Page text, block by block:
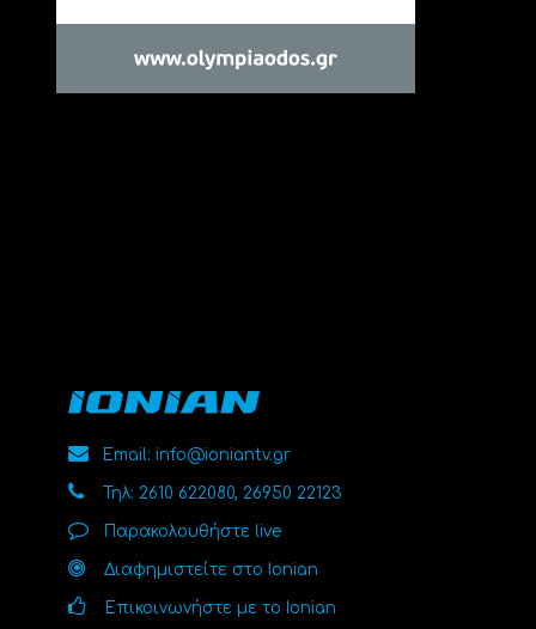
Email: info@ioniantv.gr
Τηλ: 2610 622080, 26950 22123
Παρακολουθήστε live
Διαφημιστείτε στο Ionian
Επικοινωνήστε με το Ionian